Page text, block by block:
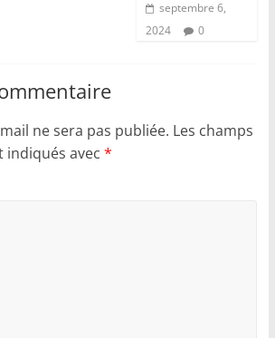
septembre 6,
2024
0
ne sera pas publiée. Les champs
avec *